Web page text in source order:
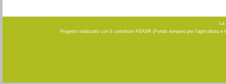
Progetto realizzato con il contributo FEASR (Fondo europeo per l'agricoltura